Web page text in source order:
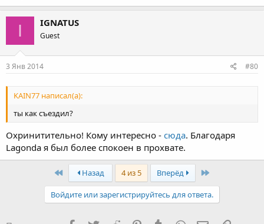
I IGNATUS
Guest
3 Янв 2014 #80
KAIN77 написал(а):
ты как съездил?
Охринитительно! Кому интересно - сюда. Благодаря
Lagonda я был более спокоен в прохвате.
First Назад 4 из 5 Вперёд Last
Войдите или зарегистрируйтесь для ответа.